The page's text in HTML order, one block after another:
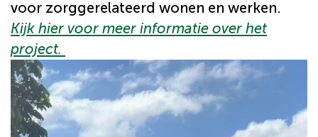
voor zorggerelateerd wonen en werken.
Kijk hier voor meer informatie over het
project.